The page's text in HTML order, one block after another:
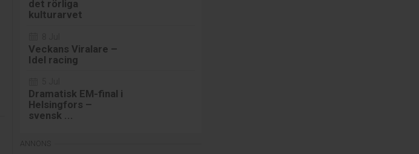
det rörliga
kulturarvet
Veckans Viralare –
Idel racing
Dramatisk EM-final i
Helsingfors –
svensk ...